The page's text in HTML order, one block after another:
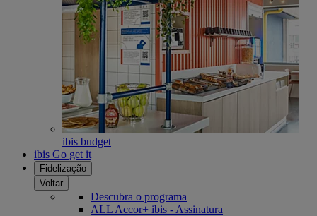
ibis budget
ibis Go get it
Fidelização
Voltar
Descubra o programa
ALL Accor+ ibis - Assinatura